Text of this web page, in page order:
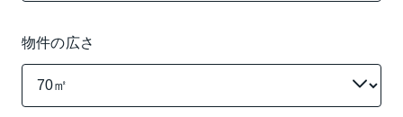
物件の広さ